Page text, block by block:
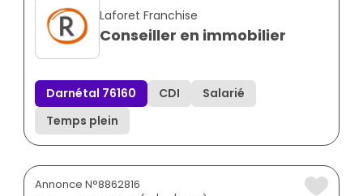
Laforet Franchise
Conseiller en immobilier
Darnétal 76160 CDI
Salarié
Temps plein
Annonce N°8862816